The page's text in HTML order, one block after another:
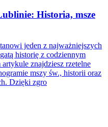
Historia, msze
jeden z najważniejszych
historię z codziennym
znajdziesz rzetelne
mszy św., historii oraz
Dzięki zgro